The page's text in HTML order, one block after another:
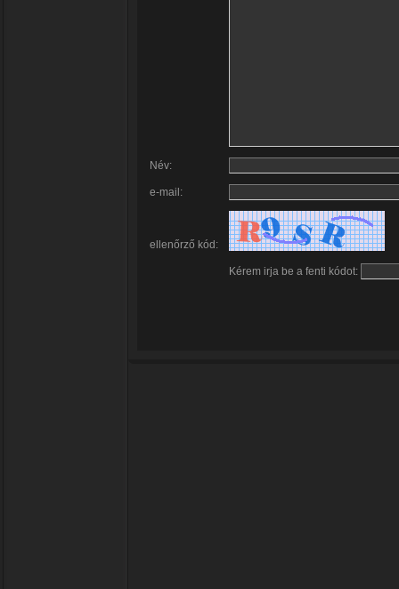
Név:
e-mail:
ellenőrző kód:
Kérem irja be a fenti kódot: